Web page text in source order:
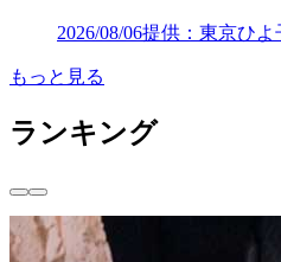
2026/08/06提供：東京ひよ
もっと見る
ランキング